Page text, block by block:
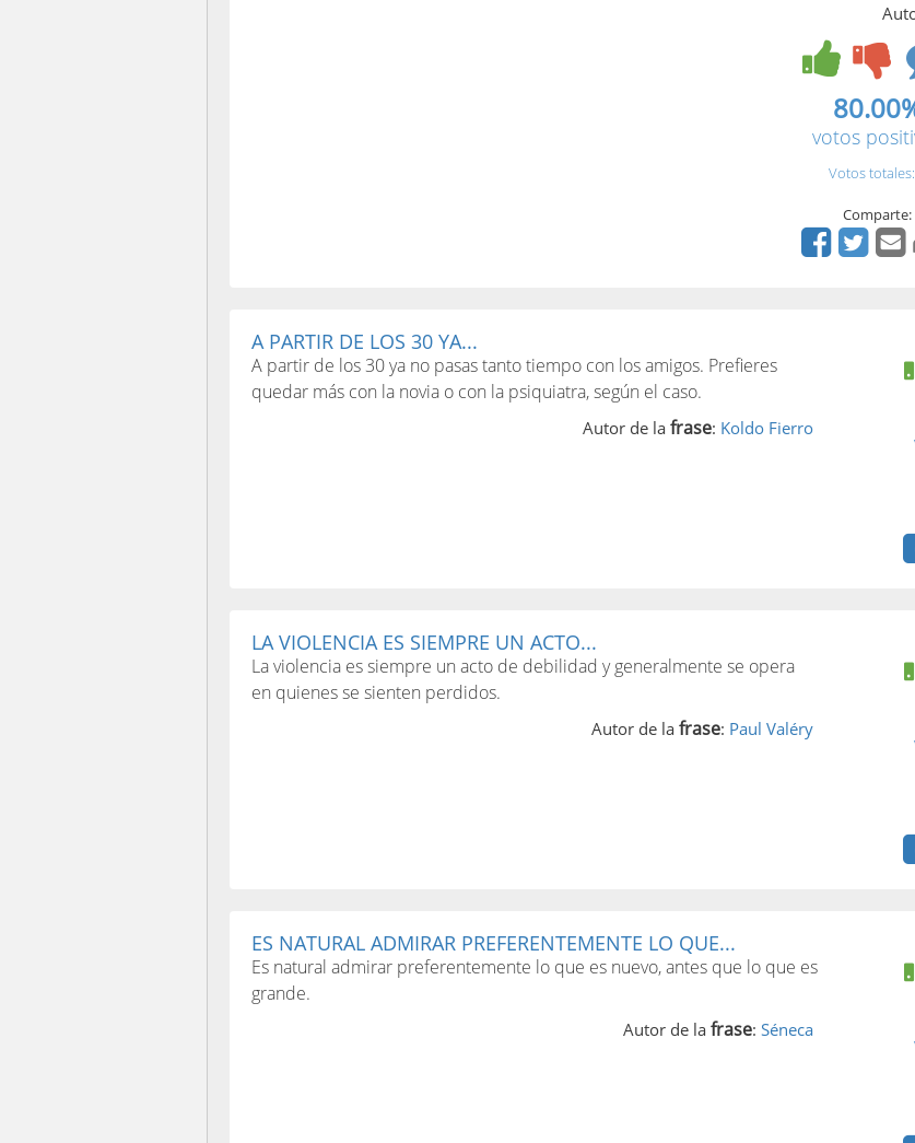
votos
Votos
Comparte:
A PARTIR DE LOS 30 YA...
A partir de los 30 ya no pasas tanto tiempo con los amigos. Prefieres
quedar más con la novia o con la psiquiatra, según el caso.
Autor de la frase: Koldo Fierro
LA VIOLENCIA ES SIEMPRE UN ACTO...
La violencia es siempre un acto de debilidad y generalmente se opera
en quienes se sienten perdidos.
Autor de la frase: Paul Valéry
ES NATURAL ADMIRAR PREFERENTEMENTE LO QUE...
Es natural admirar preferentemente lo que es nuevo, antes que lo que es
grande.
Autor de la frase: Séneca